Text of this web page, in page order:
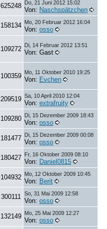
625248 Do, 21 Juni 2012 15:02
Von: Naschspätzchen
158134 Mo, 20 Februar 2012 16:04
Von: osso
109272 Di, 14 Februar 2012 13:51
Von: Gast
100359 Mo, 11 Oktober 2010 19:25
Von: Evchen
209519 Sa, 10 April 2010 12:04
Von: extrafruity
109280 Di, 15 Dezember 2009 18:43
Von: osso
181477 Di, 15 Dezember 2009 00:08
Von: osso
180427 Fr, 16 Oktober 2009 08:10
Von: Daniel0815
104932 Mo, 12 Oktober 2009 10:45
Von: Berit
300111 So, 31 Mai 2009 12:58
Von: osso
132149 Mo, 25 Mai 2009 12:27
Von: osso